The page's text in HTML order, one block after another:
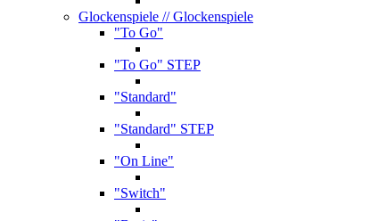
Glockenspiele // Glockenspiele
"To Go"
"To Go" STEP
"Standard"
"Standard" STEP
"On Line"
"Switch"